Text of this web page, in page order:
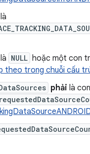
là
là NULL hoặc một con
theo trong chuỗi cấu
phải là